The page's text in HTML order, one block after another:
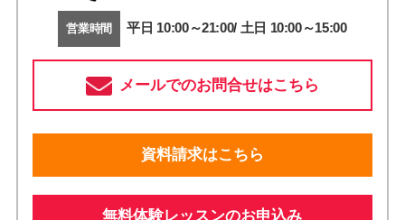
営業時間 平日 10:00～21:00/ 土日 10:00～15:00
メールでのお問合せはこちら
資料請求はこちら
無料体験レッスンのお申込み